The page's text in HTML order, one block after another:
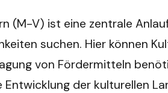
(M-V) ist eine zentrale
suchen. Hier können
von Fördermitteln
der kulturellen